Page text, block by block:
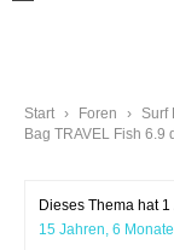
Start › Foren › Surf
Bag TRAVEL Fish 6.9
Dieses Thema hat
15 Jahren, 6